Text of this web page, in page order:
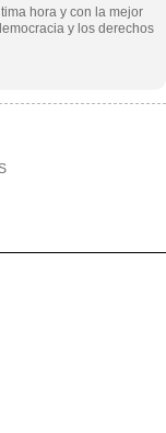
hora y con la mejor
y los derechos